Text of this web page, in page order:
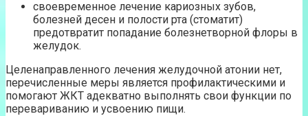
своевременное лечение кариозных зубов,
болезней десен и полости рта (стоматит)
предотвратит попадание болезнетворной флоры в
желудок.
Целенаправленного лечения желудочной атонии нет,
перечисленные меры является профилактическими и
помогают ЖКТ адекватно выполнять свои функции по
перевариванию и усвоению пищи.